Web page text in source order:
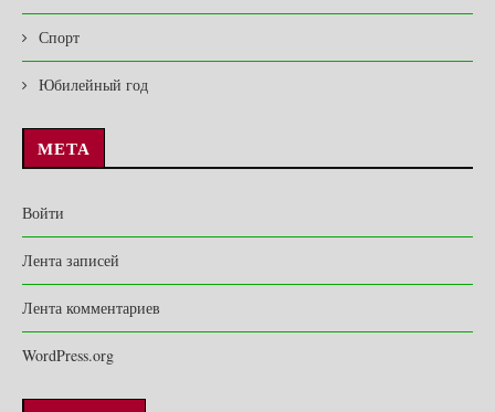
Спорт
Юбилейный год
МЕТА
Войти
Лента записей
Лента комментариев
WordPress.org